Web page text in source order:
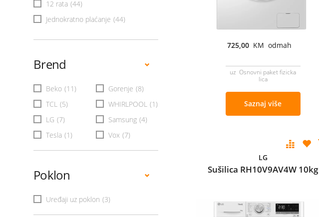
12 rata (44)
Jednokratno plaćanje (44)
Brend
Beko (11) Gorenje (8)
TCL (5) WHIRLPOOL (1)
LG (7) Samsung (4)
Tesla (1) Vox (7)
Poklon
Uređaji uz poklon (3)
725,00 KM odmah
uz Osnovni paket fizicka
lica
Saznaj više
LG
Sušilica RH10V9AV4W 10kg